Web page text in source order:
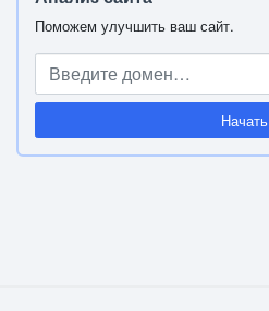
Поможем улучшить ваш сайт.
Начать